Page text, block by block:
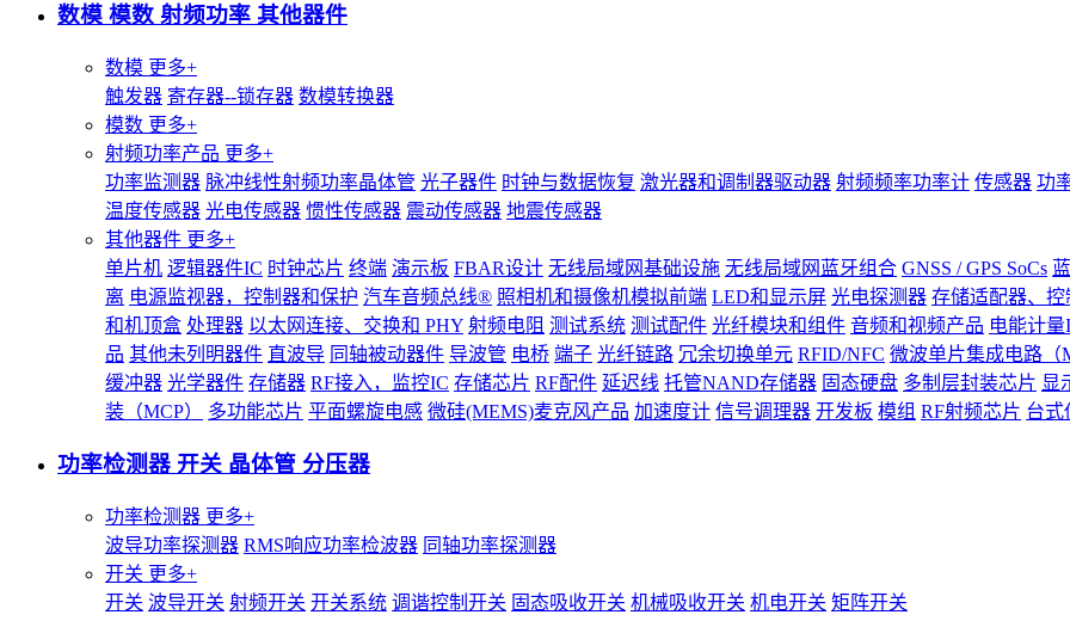
数模 模数 射频功率 其他器件
数模 更多+
触发器 寄存器--锁存器 数模转换器
模数 更多+
射频功率产品 更多+
功率监测器 脉冲线性射频功率晶体管 光子器件 时钟与数据恢复 激光器和调制器驱动器 射频频率功率计 传感器 功
温度传感器 光电传感器 惯性传感器 震动传感器 地震传感器
其他器件 更多+
单片机 逻辑器件IC 时钟芯片 终端 演示板 FBAR设计 无线局域网基础设施 无线局域网蓝牙组合 GNSS / GPS SoCs
离 电源监视器，控制器和保护 汽车音频总线® 照相机和摄像机模拟前端 LED和显示屏 光电探测器 存储适配器、控
和机顶盒 处理器 以太网连接、交换和 PHY 射频电阻 测试系统 测试配件 光纤模块和组件 音频和视频产品 电能计量
品 其他未列明器件 直波导 同轴被动器件 导波管 电桥 端子 光纤链路 冗余切换单元 RFID/NFC 微波单片集成电路（
缓冲器 光学器件 存储器 RF接入，监控IC 存储芯片 RF配件 延迟线 托管NAND存储器 固态硬盘 多制层封装芯片 显
装（MCP）
多功能芯片 平面螺旋电感 微硅(MEMS)麦克风产品 加速度计 信号调理器 开发板 模组 RF射频芯片 台式
功率检测器 开关 晶体管 分压器
功率检测器 更多+
波导功率探测器 RMS响应功率检波器 同轴功率探测器
开关 更多+
开关 波导开关 射频开关 开关系统 调谐控制开关 固态吸收开关 机械吸收开关 机电开关 矩阵开关